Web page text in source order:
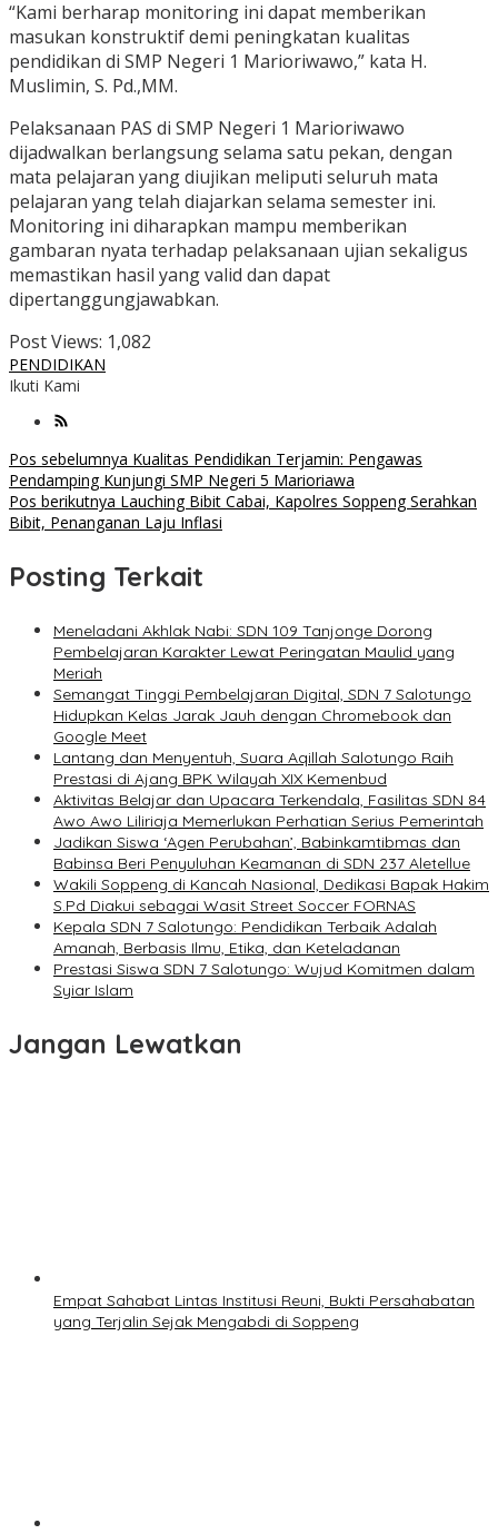
“Kami berharap monitoring ini dapat memberikan
masukan konstruktif demi peningkatan kualitas
pendidikan di SMP Negeri 1 Marioriwawo,” kata H.
Muslimin, S. Pd.,MM.
Pelaksanaan PAS di SMP Negeri 1 Marioriwawo
dijadwalkan berlangsung selama satu pekan, dengan
mata pelajaran yang diujikan meliputi seluruh mata
pelajaran yang telah diajarkan selama semester ini.
Monitoring ini diharapkan mampu memberikan
gambaran nyata terhadap pelaksanaan ujian sekaligus
memastikan hasil yang valid dan dapat
dipertanggungjawabkan.
Post Views: 1,082
PENDIDIKAN
Ikuti Kami
Navigasi
pos
Pos sebelumnya Kualitas Pendidikan Terjamin: Pengawas
Pendamping Kunjungi SMP Negeri 5 Marioriawa
Pos berikutnya Lauching Bibit Cabai, Kapolres Soppeng Serahkan
Bibit, Penanganan Laju Inflasi
Posting Terkait
Meneladani Akhlak Nabi: SDN 109 Tanjonge Dorong
Pembelajaran Karakter Lewat Peringatan Maulid yang
Meriah
Semangat Tinggi Pembelajaran Digital, SDN 7 Salotungo
Hidupkan Kelas Jarak Jauh dengan Chromebook dan
Google Meet
Lantang dan Menyentuh, Suara Aqillah Salotungo Raih
Prestasi di Ajang BPK Wilayah XIX Kemenbud
Aktivitas Belajar dan Upacara Terkendala, Fasilitas SDN 84
Awo Awo Liliriaja Memerlukan Perhatian Serius Pemerintah
Jadikan Siswa ‘Agen Perubahan’, Babinkamtibmas dan
Babinsa Beri Penyuluhan Keamanan di SDN 237 Aletellue
Wakili Soppeng di Kancah Nasional, Dedikasi Bapak Hakim
S.Pd Diakui sebagai Wasit Street Soccer FORNAS
Kepala SDN 7 Salotungo: Pendidikan Terbaik Adalah
Amanah, Berbasis Ilmu, Etika, dan Keteladanan
Prestasi Siswa SDN 7 Salotungo: Wujud Komitmen dalam
Syiar Islam
Jangan Lewatkan
Empat Sahabat Lintas Institusi Reuni, Bukti Persahabatan
yang Terjalin Sejak Mengabdi di Soppeng